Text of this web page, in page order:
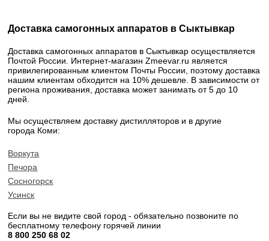
Доставка самогонных аппаратов в Сыктывкар
Доставка самогонных аппаратов в Сыктывкар осуществляется
Почтой России. Интернет-магазин Zmeevar.ru является
привилегированным клиентом Почты России, поэтому доставка
нашим клиентам обходится на 10% дешевле. В зависимости от
региона проживания, доставка может занимать от 5 до 10
дней.
Мы осуществляем доставку дистилляторов и в другие
города Коми:
Воркута
Печора
Сосногорск
Усинск
Если вы не видите свой город - обязательно позвоните по
бесплатному телефону горячей линии
8 800 250 68 02​